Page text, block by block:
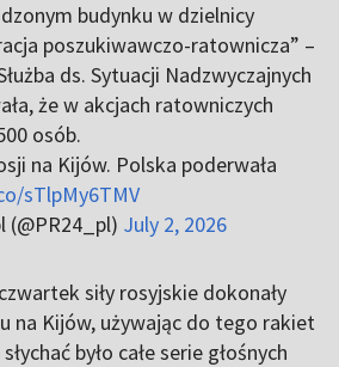
budynku w dzielnicy
poszukiwawczo-ratownicza” –
ds. Sytuacji Nadzwyczajnych
że w akcjach ratowniczych
osób.
na Kijów. Polska poderwała
sTlpMy6TMV
July 2, 2026
siły rosyjskie dokonały
na Kijów, używając do tego rakiet
było całe serie głośnych